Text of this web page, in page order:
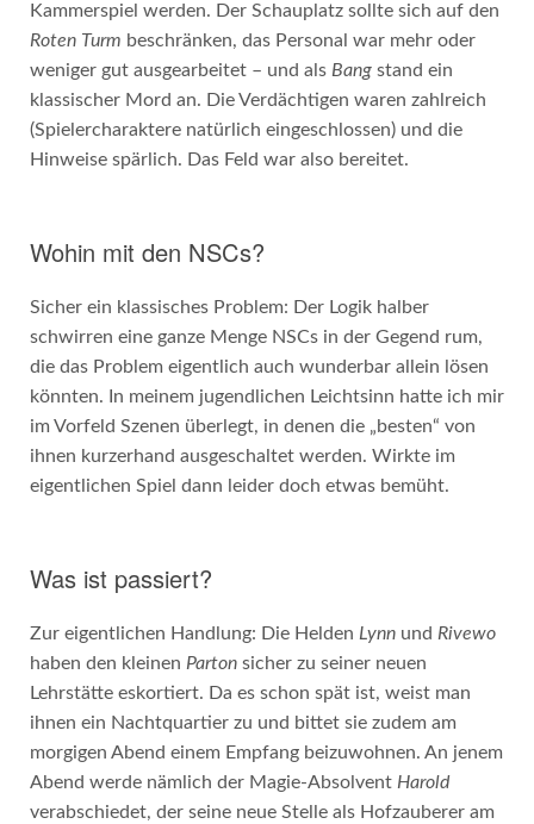
Kammerspiel werden. Der Schauplatz sollte sich auf den
Roten Turm beschränken, das Personal war mehr oder
weniger gut ausgearbeitet – und als Bangstand ein
klassischer Mord an. Die Verdächtigen waren zahlreich
(Spielercharaktere natürlich eingeschlossen) und die
Hinweise spärlich. Das Feld war also bereitet.
Wohin mit den NSCs?
Sicher ein klassisches Problem: Der Logik halber
schwirren eine ganze Menge NSCs in der Gegend rum,
die das Problem eigentlich auch wunderbar allein lösen
könnten. In meinem jugendlichen Leichtsinn hatte ich mir
im Vorfeld Szenen überlegt, in denen die „besten“ von
ihnen kurzerhand ausgeschaltet werden. Wirkte im
eigentlichen Spiel dann leider doch etwas bemüht.
Was ist passiert?
Zur eigentlichen Handlung: Die Helden Lynnund Rivewo
haben den kleinen Partonsicher zu seiner neuen
Lehrstätte eskortiert. Da es schon spät ist, weist man
ihnen ein Nachtquartier zu und bittet sie zudem am
morgigen Abend einem Empfang beizuwohnen. An jenem
Abend werde nämlich der Magie-Absolvent Harold
verabschiedet, der seine neue Stelle als Hofzauberer am